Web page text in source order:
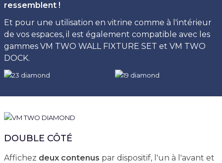
ressemblent !
Et pour une utilisation en vitrine comme à l'intérieur
de vos espaces, il est également compatible avec les
gammes VM TWO WALL FIXTURE SET et VM TWO
DOCK.
DOUBLE CÔTÉ
Affichez deux contenus par dispositif, l'un à l'avant et